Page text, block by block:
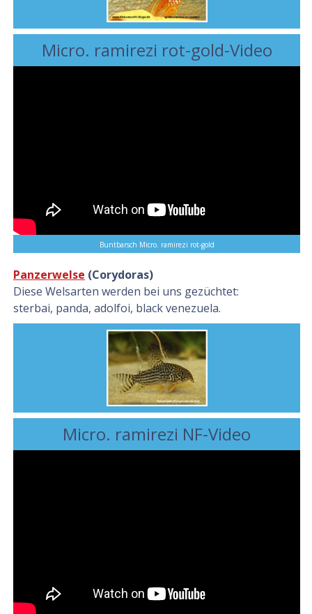
Micro. ramirezi rot-gold-Video
Buntbarsch Micro. ramirezi rot-gold
Panzerwelse (Corydoras)
Diese Welsarten werden bei uns gezüchtet:
sterbai, panda, adolfoi, black venezuela.
Micro. ramirezi NF-Video